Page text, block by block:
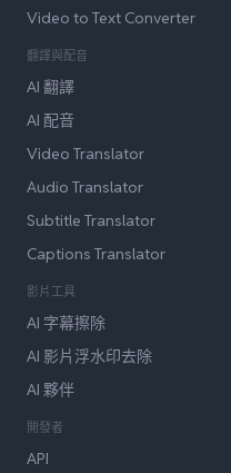
Video to Text Converter
翻譯與配音
AI 翻譯
AI 配音
Video Translator
Audio Translator
Subtitle Translator
Captions Translator
影片工具
AI 字幕擦除
AI 影片浮水印去除
AI 夥伴
開發者
API